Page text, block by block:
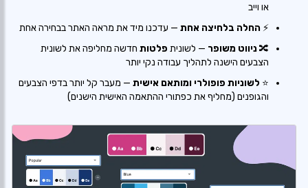
או וייב
⚡ החלה בלחיצה אחת — עדכנו מיד את מראה האתר בבחירה אחת
🔀ניווט משופר — לשונית פלטות חדשה מחליפה את לשונית
הצבעים הישנה לתהליך עבודה נקי יותר
⭐ לשוניות פופולרי ומותאם אישית — מעבר קל יותר בדפי הצבעים
והגופנים (מחליף את כפתורי ההתאמה האישית הישנים)